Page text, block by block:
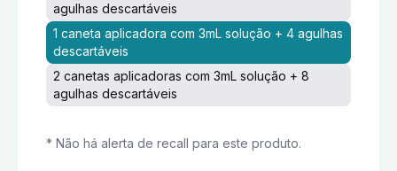
agulhas descartáveis
1 caneta aplicadora com 3mL solução + 4 agulhas
descartáveis
2 canetas aplicadoras com 3mL solução + 8
agulhas descartáveis
* Não há alerta de recall para este produto.